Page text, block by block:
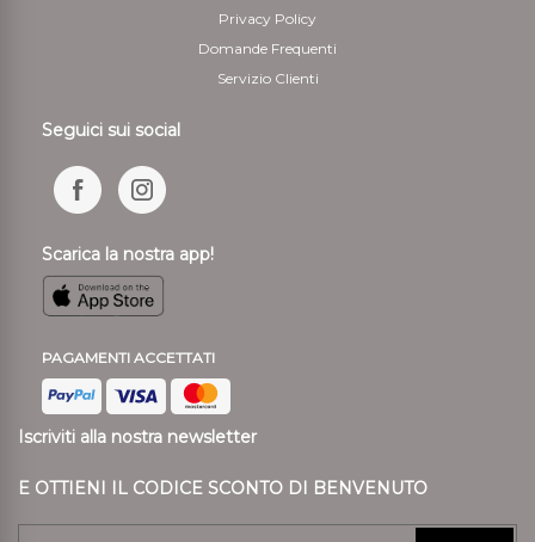
Privacy Policy
Domande Frequenti
Servizio Clienti
Seguici sui social
Scarica la nostra app!
PAGAMENTI ACCETTATI
Iscriviti alla nostra newsletter
E OTTIENI IL CODICE SCONTO DI BENVENUTO